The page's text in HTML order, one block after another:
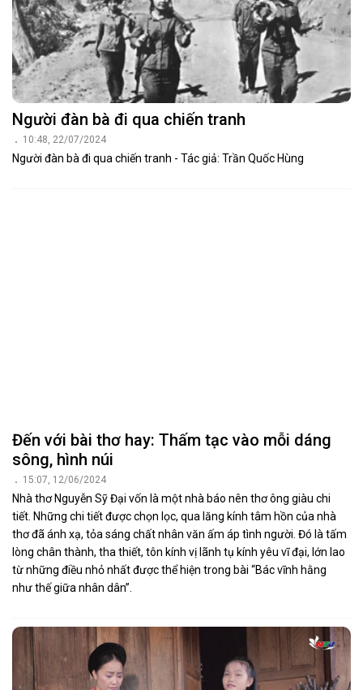
Người đàn bà đi qua chiến tranh
10:48, 22/07/2024
Người đàn bà đi qua chiến tranh - Tác giả: Trần Quốc Hùng
Đến với bài thơ hay: Thấm tạc vào mỗi dáng
sông, hình núi
15:07, 12/06/2024
Nhà thơ Nguyễn Sỹ Đại vốn là một nhà báo nên thơ ông giàu chi
tiết. Những chi tiết được chọn lọc, qua lăng kính tâm hồn của nhà
thơ đã ánh xạ, tỏa sáng chất nhân văn ấm áp tình người. Đó là tấm
lòng chân thành, tha thiết, tôn kính vị lãnh tụ kính yêu vĩ đại, lớn lao
từ những điều nhỏ nhất được thể hiện trong bài “Bác vĩnh hằng
như thế giữa nhân dân”.